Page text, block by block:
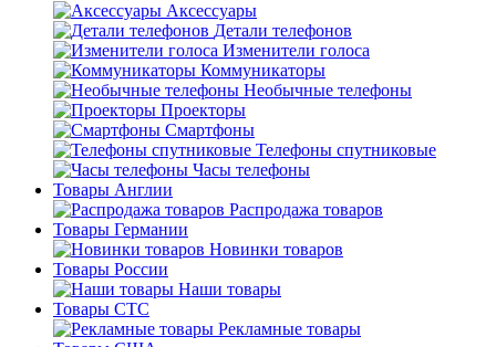
Аксессуары
Детали телефонов
Изменители голоса
Коммуникаторы
Необычные телефоны
Проекторы
Смартфоны
Телефоны спутниковые
Часы телефоны
Товары Англии
Распродажа товаров
Товары Германии
Новинки товаров
Товары России
Наши товары
Товары СТС
Рекламные товары